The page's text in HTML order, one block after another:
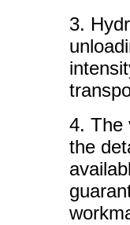
3.
4. The
the